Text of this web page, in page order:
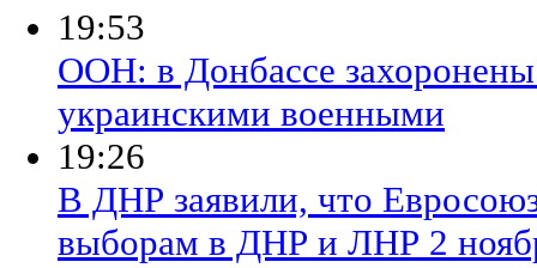
19:53
ООН: в Донбассе
украинскими военными
19:26
В ДНР заявили, что
выборам в ДНР и ЛНР 2